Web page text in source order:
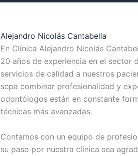
Alejandro Nicolás Cantabella
En Clínica Alejandro Nicolás
20 años de experiencia en el
servicios de calidad a nuestros
sepa combinar profesionalidad y
odontólogos están en constante
técnicas más avanzadas.
Contamos con un equipo de
su paso por nuestra clínica sea